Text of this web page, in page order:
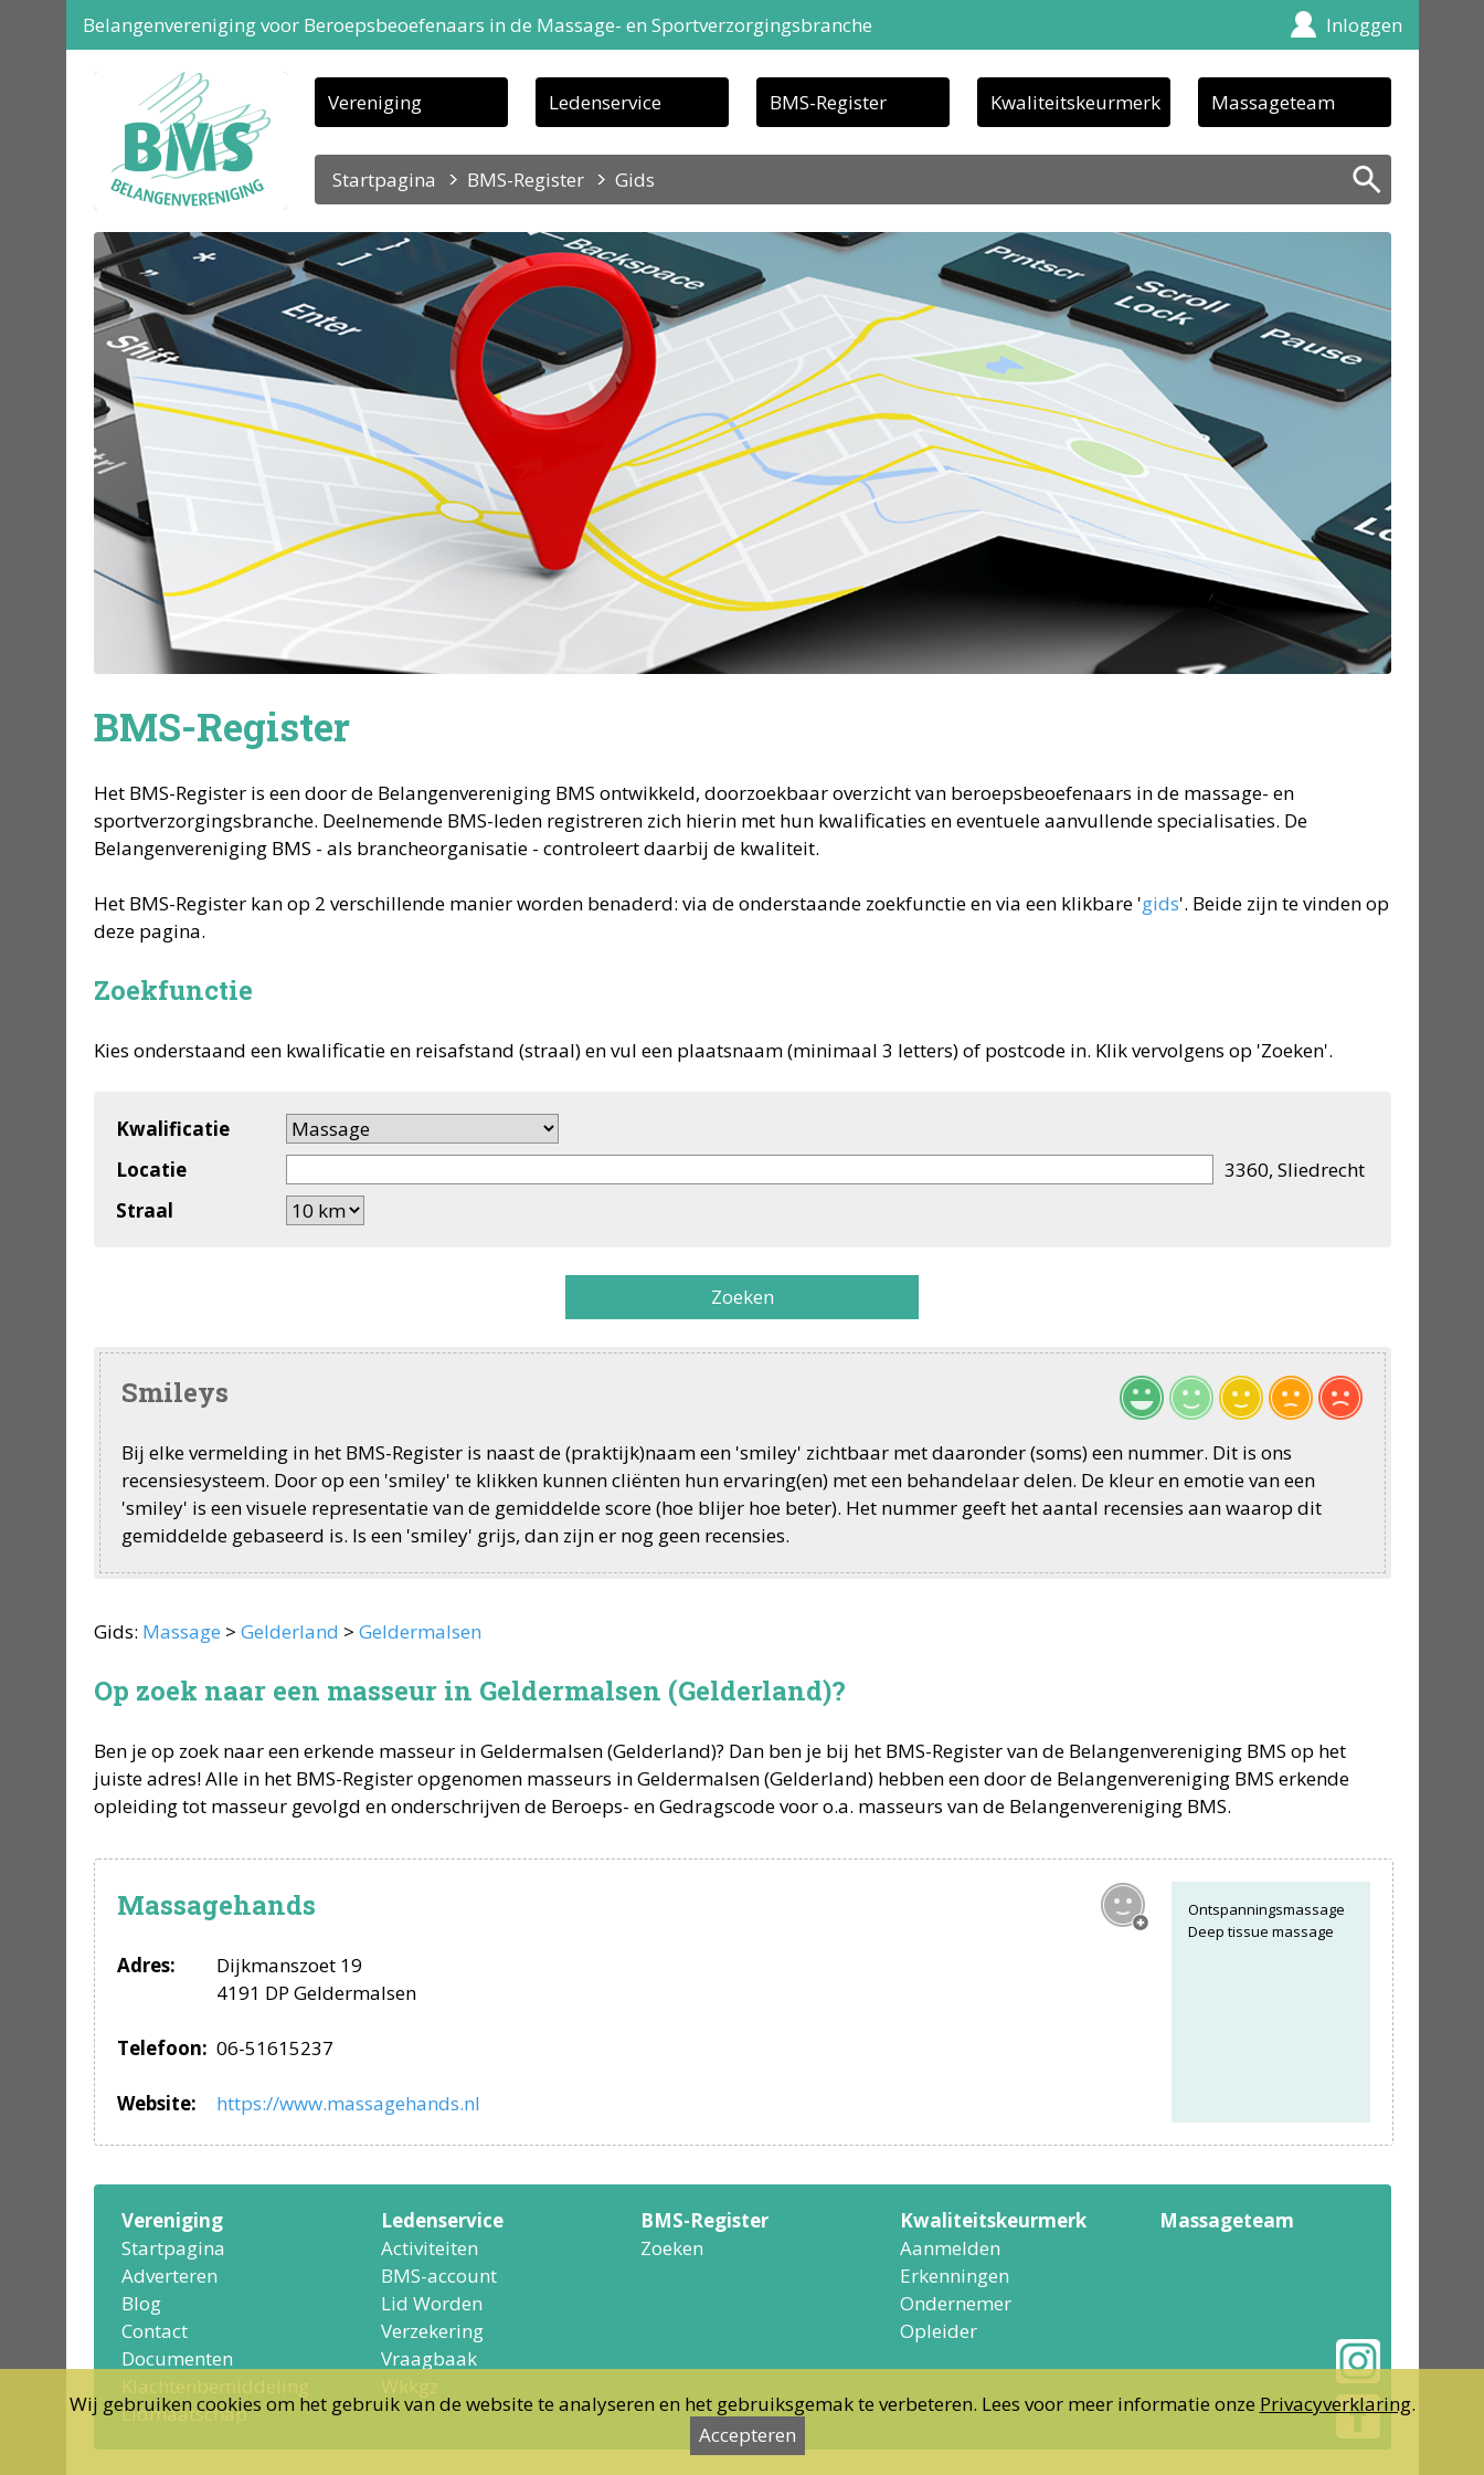
Belangenvereniging voor Beroepsbeoefenaars in de Massage- en Sportverzorgingsbranche Inloggen
Vereniging Ledenservice BMS-Register Kwaliteitskeurmerk Massageteam
Startpagina BMS-Register Gids
BMS-Register
Het BMS-Register is een door de Belangenvereniging BMS ontwikkeld, doorzoekbaar overzicht van beroepsbeoefenaars in de massage- en
sportverzorgingsbranche. Deelnemende BMS-leden registreren zich hierin met hun kwalificaties en eventuele aanvullende specialisaties. De
Belangenvereniging BMS - als brancheorganisatie - controleert daarbij de kwaliteit.
Het BMS-Register kan op 2 verschillende manier worden benaderd: via de onderstaande zoekfunctie en via een klikbare 'gids'. Beide zijn te vinden op
deze pagina.
Zoekfunctie
Kies onderstaand een kwalificatie en reisafstand (straal) en vul een plaatsnaam (minimaal 3 letters) of postcode in. Klik vervolgens op 'Zoeken'.
Kwalificatie
Locatie
3360, Sliedrecht
Straal
Zoeken
Smileys
Bij elke vermelding in het BMS-Register is naast de (praktijk)naam een 'smiley' zichtbaar met daaronder (soms) een nummer. Dit is ons
recensiesysteem. Door op een 'smiley' te klikken kunnen cliënten hun ervaring(en) met een behandelaar delen. De kleur en emotie van een
'smiley' is een visuele representatie van de gemiddelde score (hoe blijer hoe beter). Het nummer geeft het aantal recensies aan waarop dit
gemiddelde gebaseerd is. Is een 'smiley' grijs, dan zijn er nog geen recensies.
Gids: Massage > Gelderland > Geldermalsen
Op zoek naar een masseur in Geldermalsen (Gelderland)?
Ben je op zoek naar een erkende masseurinGeldermalsen(Gelderland)? Dan ben je bij het BMS-Register van de Belangenvereniging BMS op het
juiste adres! Alle in het BMS-Register opgenomen masseurs inGeldermalsen(Gelderland) hebben een door de Belangenvereniging BMS erkende
opleiding tot masseurgevolgd en onderschrijven de Beroeps- en Gedragscode voor o.a. masseurs van de Belangenvereniging BMS.
Massagehands
Adres:
Dijkmanszoet 19
4191 DP Geldermalsen
Telefoon: 06-51615237
Website: https://www.massagehands.nl
Ontspanningsmassage
Deep tissue massage
Vereniging
Startpagina
Adverteren
Blog
Contact
Documenten
Klachtenbemiddeling
Lidmaatschap
Ledenservice
Activiteiten
BMS-account
Lid Worden
Verzekering
Vraagbaak
Wkkgz
BMS-Register
Zoeken
Kwaliteitskeurmerk
Aanmelden
Erkenningen
Ondernemer
Opleider
Massageteam
Wij gebruiken cookies om het gebruik van de website te analyseren en het gebruiksgemak te verbeteren. Lees voor meer informatie onze Privacyverklaring.
Accepteren